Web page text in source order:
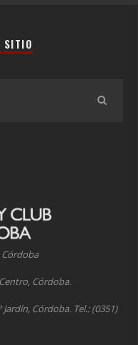
SITIO
Córdoba
Córdoba.
Jardín, Córdoba. Tel.: (0351)